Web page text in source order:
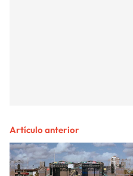
Artículo anterior